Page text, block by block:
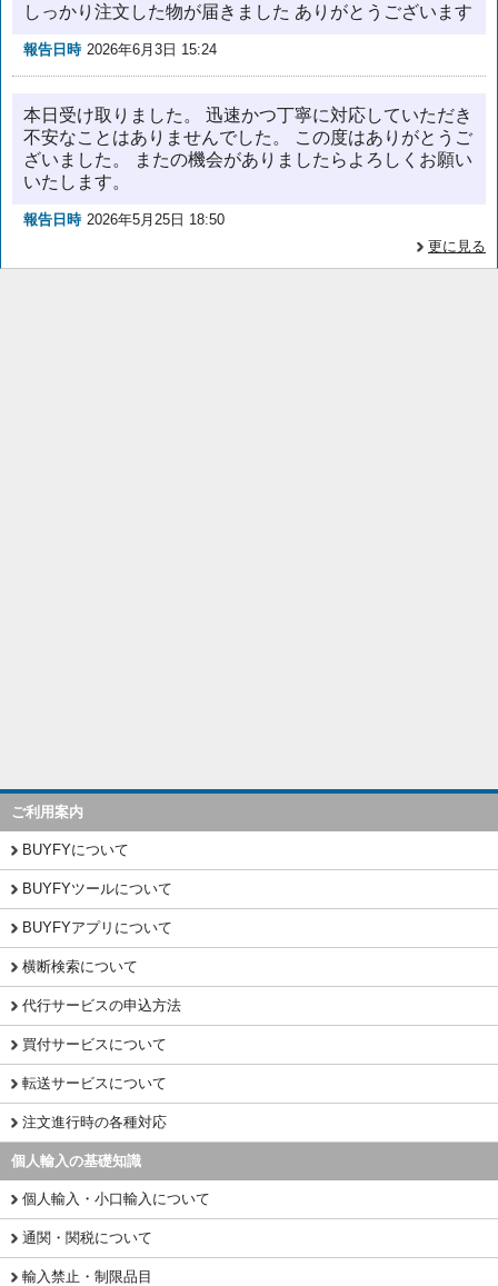
しっかり注文した物が届きました ありがとうございます
報告日時 2026年6月3日 15:24
本日受け取りました。 迅速かつ丁寧に対応していただき
不安なことはありませんでした。 この度はありがとうご
ざいました。 またの機会がありましたらよろしくお願い
いたします。
報告日時 2026年5月25日 18:50
更に見る
ご利用案内
BUYFYについて
BUYFYツールについて
BUYFYアプリについて
横断検索について
代行サービスの申込方法
買付サービスについて
転送サービスについて
注文進行時の各種対応
個人輸入の基礎知識
個人輸入・小口輸入について
通関・関税について
輸入禁止・制限品目